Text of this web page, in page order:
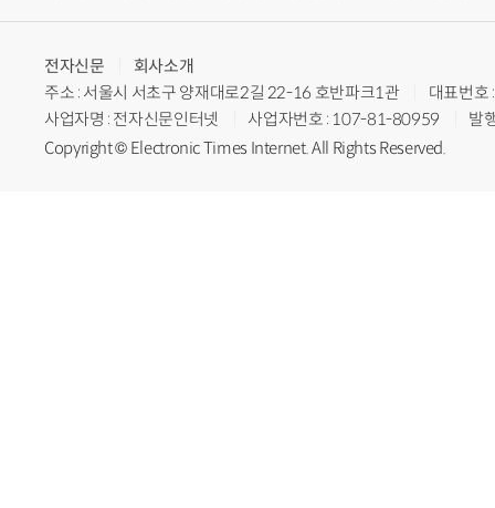
전자신문
회사소개
주소 : 서울시 서초구 양재대로2길 22-16 호반파크1관
대표번
사업자명 : 전자신문인터넷
사업자번호 : 107-81-80959
발
Copyright © Electronic Times Internet. All Rights Reserved.